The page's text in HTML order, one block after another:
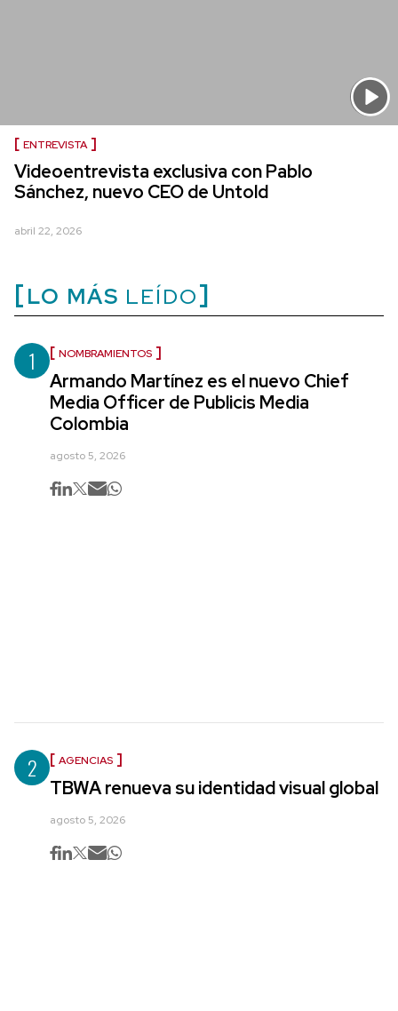
ENTREVISTA
Videoentrevista exclusiva con Pablo
Sánchez, nuevo CEO de Untold
abril 22, 2026
LO MÁS LEÍDO
1 NOMBRAMIENTOS
Armando Martínez es el nuevo Chief
Media Officer de Publicis Media
Colombia
agosto 5, 2026
2 AGENCIAS
TBWA renueva su identidad visual global
agosto 5, 2026